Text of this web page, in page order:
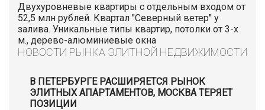
Двухуровневые квартиры с отдельным входом от
52,5 млн рублей. Квартал "Северный ветер" у
залива. Уникальные типы квартир, потолки от 3-х
м., дерево-алюминиевые окна
НОВОСТИ РЫНКА ЭЛИТНОЙ НЕДВИЖИМОСТИ
В ПЕТЕРБУРГЕ РАСШИРЯЕТСЯ РЫНОК
ЭЛИТНЫХ АПАРТАМЕНТОВ, МОСКВА ТЕРЯЕТ
ПОЗИЦИИ